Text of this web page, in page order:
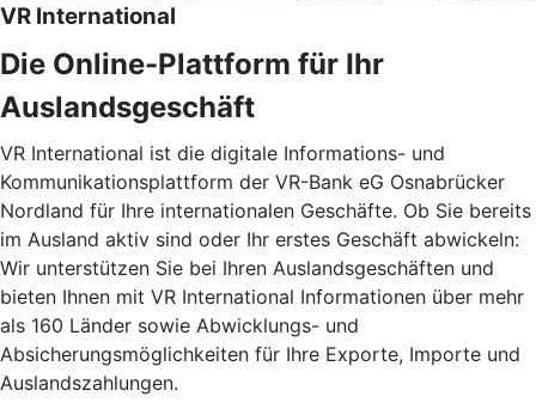
VR International
Die Online-Plattform für Ihr
Auslandsgeschäft
VR International ist die digitale Informations- und
Kommunikationsplattform der VR-Bank eG Osnabrücker
Nordland für Ihre internationalen Geschäfte. Ob Sie bereits
im Ausland aktiv sind oder Ihr erstes Geschäft abwickeln:
Wir unterstützen Sie bei Ihren Auslandsgeschäften und
bieten Ihnen mit VR International Informationen über mehr
als 160 Länder sowie Abwicklungs- und
Absicherungsmöglichkeiten für Ihre Exporte, Importe und
Auslandszahlungen.